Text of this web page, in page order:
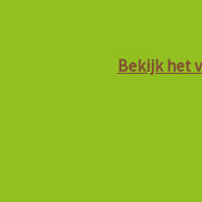
Bekijk het